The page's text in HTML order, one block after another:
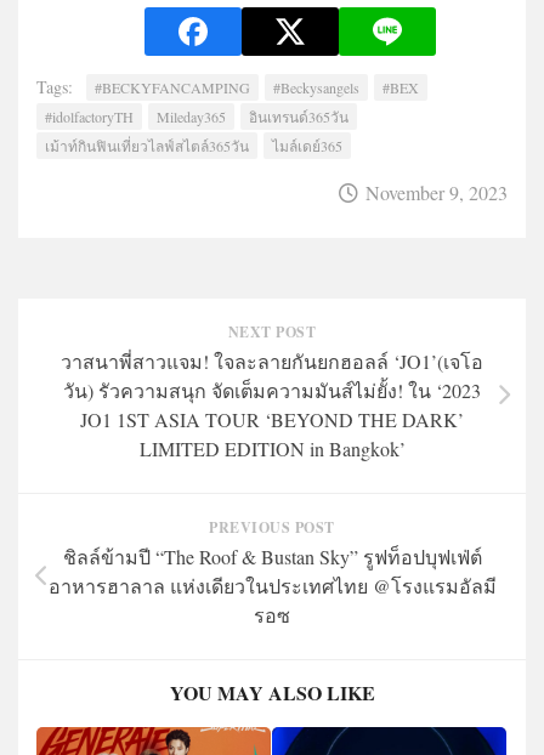
Tags: #BECKYFANCAMPING #Beckysangels
#BEX
#idolfactoryTH
Mileday365
อินเทรนด์365วัน
เม้าท์กินฟินเที่ยวไลฟ์สไตล์365วัน
ไมล์เดย์365
November 9, 2023
NEXT POST
วาสนาพี่สาวแจม! ใจละลายกันยกฮอลล์ ‘JO1’(เจโอ
วัน) รัวความสนุก จัดเต็มความมันส์ไม่ยั้ง! ใน ‘2023
JO1 1ST ASIA TOUR ‘BEYOND THE DARK’
LIMITED EDITION in Bangkok’
PREVIOUS POST
ชิลล์ข้ามปี “The Roof & Bustan Sky” รูฟท็อปบุฟเฟ่ต์
อาหารฮาลาล แห่งเดียวในประเทศไทย @โรงแรมอัลมี
รอซ
YOU MAY ALSO LIKE